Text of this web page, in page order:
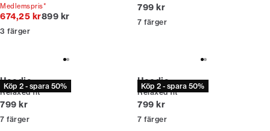
Medlemspris*
674,25 krOriginalpris
899 kr
3 färger
Nuvarande pris
799 kr
7 färger
Köp 2 - spara 50%
Hoodie
Relaxed fit
Nuvarande pris
799 kr
7 färger
Köp 2 - spara 50%
Hoodie
Relaxed fit
Nuvarande pris
799 kr
7 färger